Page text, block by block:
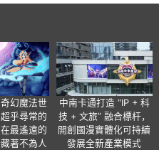
幻魔法世
乎尋常的
最遙遠的
著不為人
中南卡通打造 “IP + 科
技 + 文旅” 融合標杆，
開創國漫實體化可持續
發展全新產業模式